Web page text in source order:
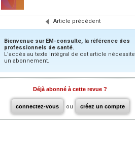
Article précédent
Bienvenue sur EM-consulte, la référence des
professionnels de santé.
L’accès au texte intégral de cet article nécessite
un abonnement.
Déjà abonné à cette revue ?
connectez-vous ou créez un compte